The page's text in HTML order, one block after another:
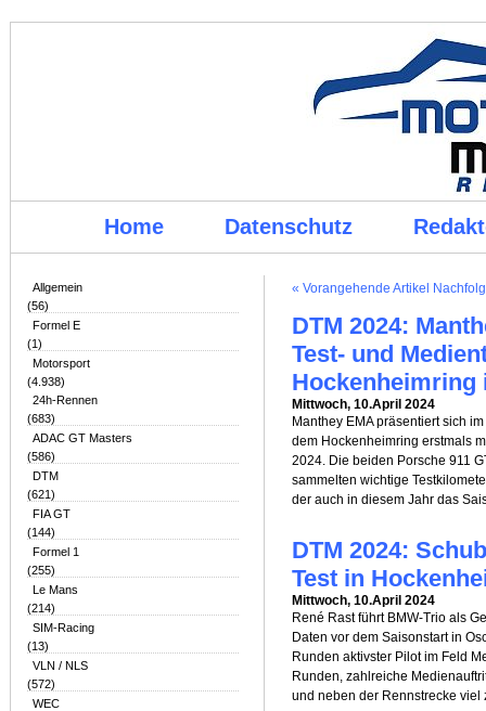
Home Datenschutz
Allgemein
(56)
Formel E
(1)
Motorsport
(4.938)
24h-Rennen
(683)
ADAC GT Masters
(586)
DTM
(621)
FIA GT
(144)
Formel 1
(255)
Le Mans
(214)
SIM-Racing
(13)
VLN / NLS
(572)
WEC
« Vorangehende Artikel
DTM 2024:
Test- und
Hockenheimring
Mittwoch, 10.April 2024
Manthey EMA präsentiert sich
dem Hockenheimring erstmals
2024. Die beiden Porsche 911
sammelten wichtige
der auch in diesem Jahr das
DTM 2024:
Test in
Mittwoch, 10.April 2024
René Rast führt BMW-Trio als
Daten vor dem Saisonstart in
Runden aktivster Pilot im Feld
Runden, zahlreiche
und neben der Rennstrecke